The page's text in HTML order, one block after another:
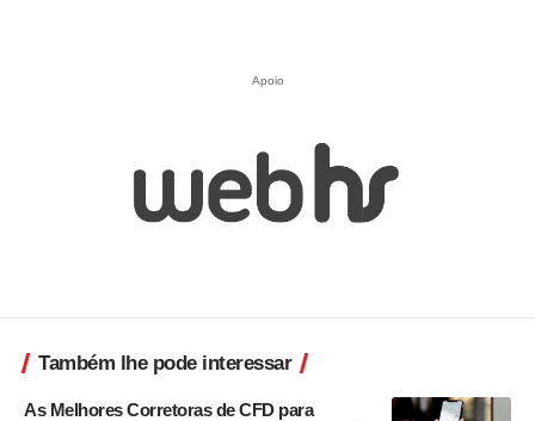
Apoio
Também lhe pode interessar
As Melhores Corretoras de CFD para